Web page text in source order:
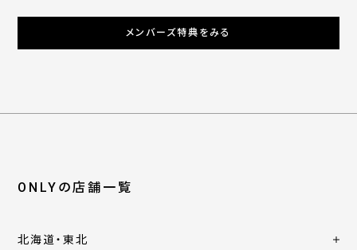
メンバーズ特典をみる
ONLYの店舗一覧
北海道・東北